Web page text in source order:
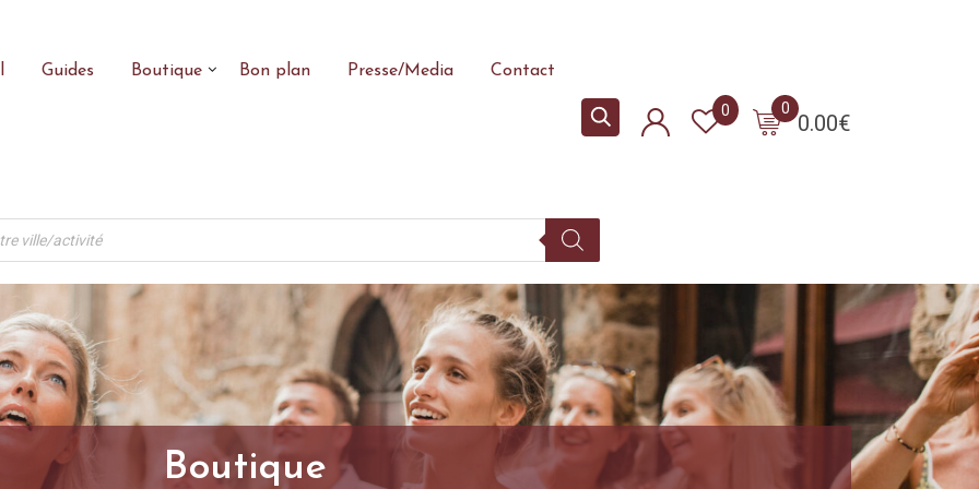
Guides Boutique Bon plan Presse/Media Contact
0.00€
0
0
Boutique